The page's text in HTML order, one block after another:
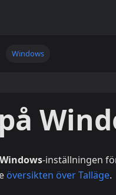
Windows
Windows-inställningen
översikten över Talläge.